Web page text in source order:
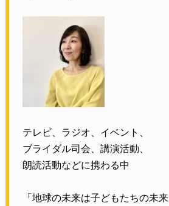
テレビ、ラジオ、イベント、
ブライダル司会、講演活動、
朗読活動などに携わる中
「地球の未来は子どもたちの未来